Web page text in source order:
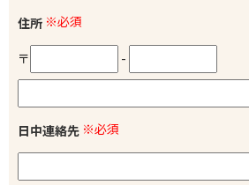
住所 ※必須
〒 -
日中連絡先 ※必須